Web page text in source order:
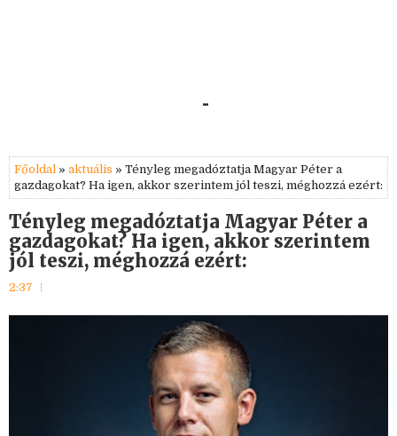
-
Főoldal » aktuális » Tényleg megadóztatja Magyar Péter a
gazdagokat? Ha igen, akkor szerintem jól teszi, méghozzá ezért:
Tényleg megadóztatja Magyar Péter a
gazdagokat? Ha igen, akkor szerintem
jól teszi, méghozzá ezért:
2:37